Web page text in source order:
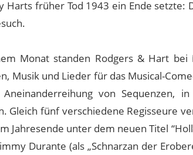
Harts früher Tod 1943 ein Ende setzte:
Monat standen Rodgers & Hart
Musik und Lieder für das Musical-
von Sequenzen,
Gleich fünf verschiedene Regisseure
Jahresende unter dem neuen Titel
Durante (als „Schnarzan der